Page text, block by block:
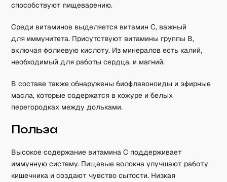
способствуют пищеварению.
Среди витаминов выделяется витамин C, важный
для иммунитета. Присутствуют витамины группы B,
включая фолиевую кислоту. Из минералов есть калий,
необходимый для работы сердца, и магний.
В составе также обнаружены биофлавоноиды и эфирные
масла, которые содержатся в кожуре и белых
перегородках между дольками.
Польза
Высокое содержание витамина C поддерживает
иммунную систему. Пищевые волокна улучшают работу
кишечника и создают чувство сытости. Низкая